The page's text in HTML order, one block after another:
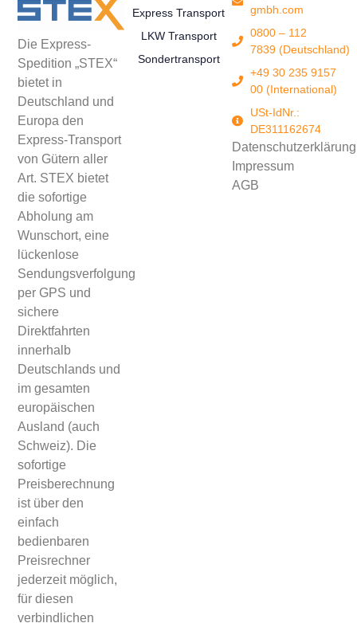
Die Express-
Spedition „STEX“
bietet in
Deutschland und
Europa den
Express-Transport
von Gütern aller
Art. STEX bietet
die sofortige
Abholung am
Wunschort, eine
lückenlose
Sendungsverfolgung
per GPS und
sichere
Direktfahrten
innerhalb
Deutschlands und
im gesamten
europäischen
Ausland (auch
Schweiz). Die
sofortige
Preisberechnung
ist über den
einfach
bedienbaren
Preisrechner
jederzeit möglich,
für diesen
verbindlichen
Express Transport
LKW Transport
Sondertransport
gmbh.com
0800 – 112
7839 (Deutschland)
+49 30 235 9157
00 (International)
USt-IdNr.:
DE311162674
Datenschutzerklärung
Impressum
AGB